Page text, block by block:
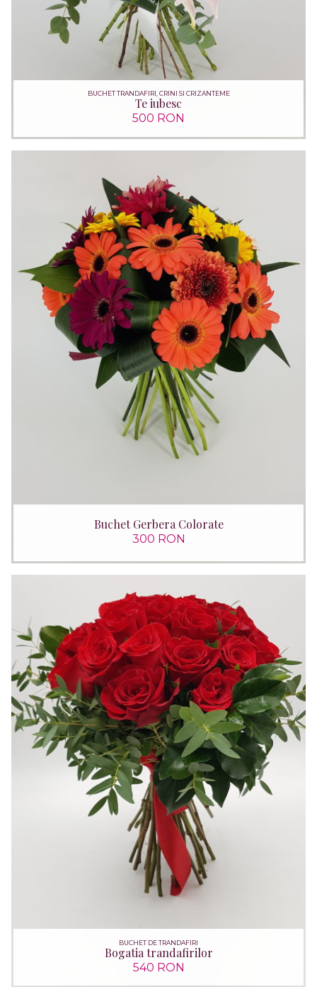
BUCHET TRANDAFIRI, CRINI SI CRIZANTEME
Te iubesc
500 RON
Buchet Gerbera Colorate
300 RON
BUCHET DE TRANDAFIRI
Bogatia trandafirilor
540 RON